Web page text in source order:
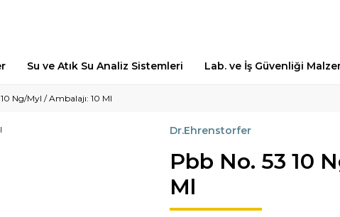
Su ve Atık Su Analiz Sistemleri Lab. ve İş Güvenliği
Ng/Myl / Ambalajı: 10 Ml
Dr.Ehrenstorfer
Pbb No. 53 10
Ml